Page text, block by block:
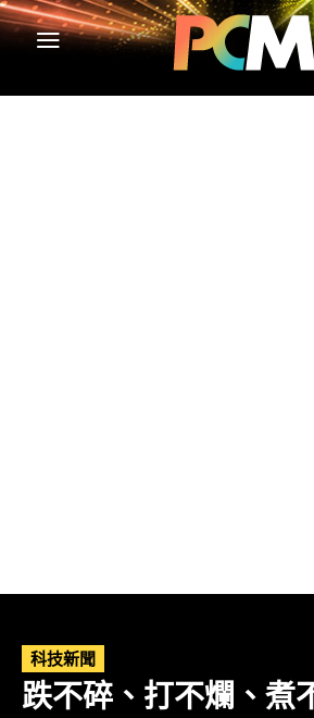
科技新聞
跌不碎、打不爛、煮